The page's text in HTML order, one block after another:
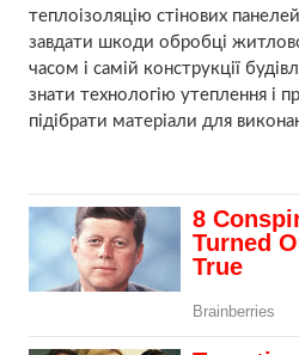
теплоізоляцію стінових
завдати шкоди обробці
часом і самій конструкції
знати технологію утеплення і
підібрати матеріали для